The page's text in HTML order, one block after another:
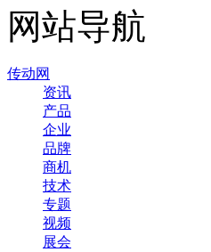
网站导航
传动网
资讯
产品
企业
品牌
商机
技术
专题
视频
展会